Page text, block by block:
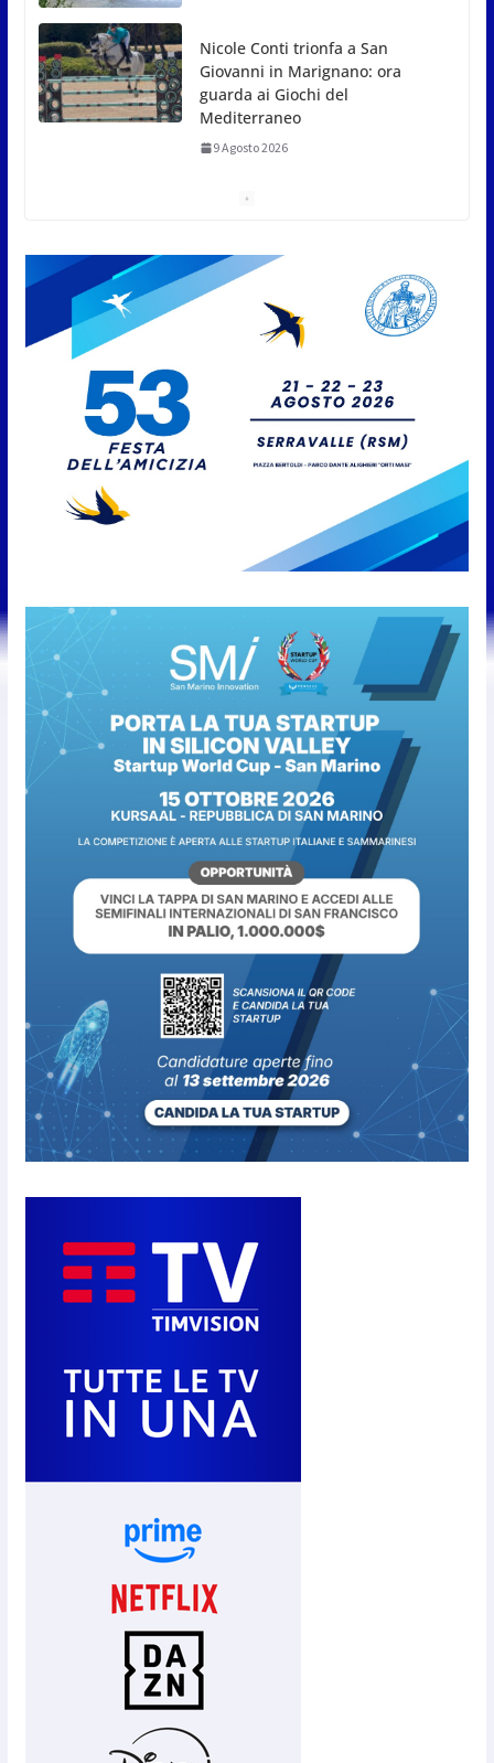
Mediterraneo
9 Agosto 2026
Dennis Spircu fa doppietta a San Marino: suoi
Giro aereo d’Italia: a San Marino
è stata l’ultima tappa
9 Agosto 2026
confronto tra istituzioni e
professionisti sulle procedure e
verifiche ispettive
9 Agosto 2026